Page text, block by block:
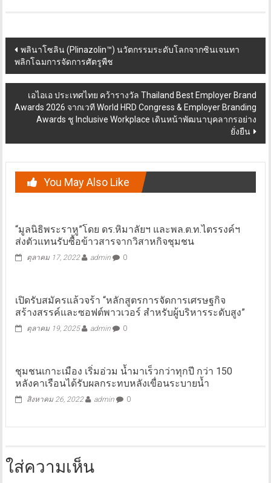
Post
navigation
พลินาโซลิน (Plinazolin™) นวัตกรรมระดับโลกจากซินเจนทา
พลิกโฉมการจัดการศัตรูพืช
เอไอเอ ประเทศไทย คว้ารางวัล Thailand Best Employer Brand
Awards 2026 จากเวที World HRD Congress & Employer Branding
Awards ชู Inclusive Workplace เดินหน้าพัฒนาบุคลากรอย่าง
ยั่งยืน
You May Also Like
“มูลนิธิพระราหู”โดย ดร.หิมาลัยฯ และพล.ต.ท.ไตรรงค์ฯ
ส่งตัวแทนรับซื้อข้าวสารจากวิสาหกิจชุมชน
ตุลาคม 17, 2022 admin 0
เปิดรับสมัครแล้วจร้า “หลักสูตรการจัดการเศรษฐกิจ
สร้างสรรค์และซอฟต์พาวเวอร์ สำหรับผู้บริหารระดับสูง”
ตุลาคม 19, 2025 admin 0
ชุมชนเกาะเมือง เริ่มอ่วม น้ำมาเร็วกว่าทุกปี กว่า 150
หลังคาเรือนได้รับผลกระทบหลังเขื่อนระบายน้ำ
สิงหาคม 26, 2022 admin 0
ใส่ความเห็น